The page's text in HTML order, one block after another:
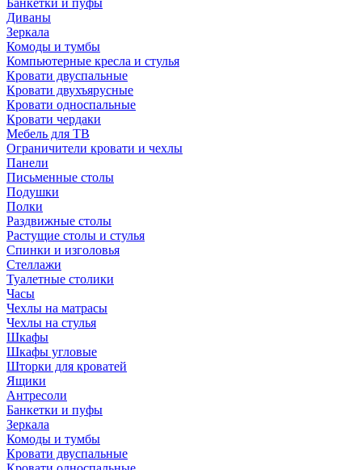
Диваны
Зеркала
Комоды и тумбы
Компьютерные кресла и стулья
Кровати двуспальные
Кровати двухъярусные
Кровати односпальные
Кровати чердаки
Мебель для ТВ
Ограничители кровати и чехлы
Панели
Письменные столы
Подушки
Полки
Раздвижные столы
Растущие столы и стулья
Спинки и изголовья
Стеллажи
Туалетные столики
Часы
Чехлы на матрасы
Чехлы на стулья
Шкафы
Шкафы угловые
Шторки для кроватей
Ящики
Антресоли
Банкетки и пуфы
Зеркала
Комоды и тумбы
Кровати двуспальные